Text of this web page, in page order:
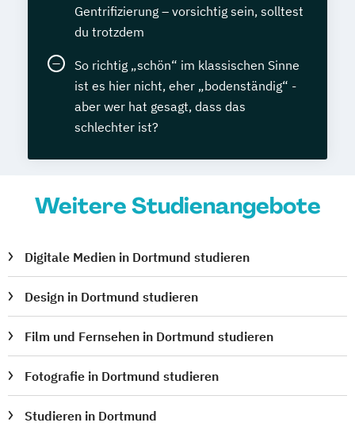
Gentrifizierung – vorsichtig sein, solltest
du trotzdem
So richtig „schön“ im klassischen Sinne
ist es hier nicht, eher „bodenständig“ -
aber wer hat gesagt, dass das
schlechter ist?
Weitere Studienangebote
Digitale Medien in Dortmund studieren
Design in Dortmund studieren
Film und Fernsehen in Dortmund studieren
Fotografie in Dortmund studieren
Studieren in Dortmund